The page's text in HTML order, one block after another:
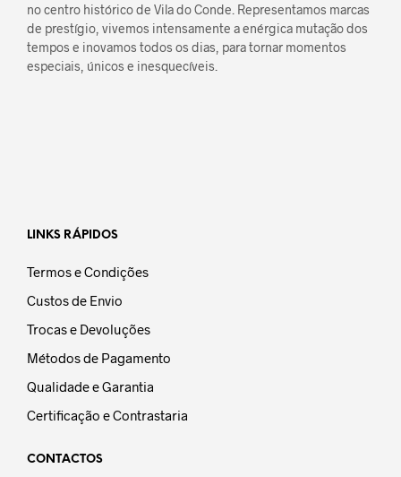
no centro histórico de Vila do Conde. Representamos marcas
de prestígio, vivemos intensamente a enérgica mutação dos
tempos e inovamos todos os dias, para tornar momentos
especiais, únicos e inesquecíveis.
LINKS RÁPIDOS
Termos e Condições
Custos de Envio
Trocas e Devoluções
Métodos de Pagamento
Qualidade e Garantia
Certificação e Contrastaria
CONTACTOS